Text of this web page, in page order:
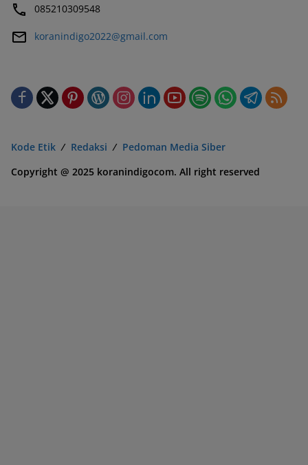
085210309548
koranindigo2022@gmail.com
Kode Etik Redaksi
Pedoman Media Siber
Copyright @ 2025 koranindigocom. All right reserved